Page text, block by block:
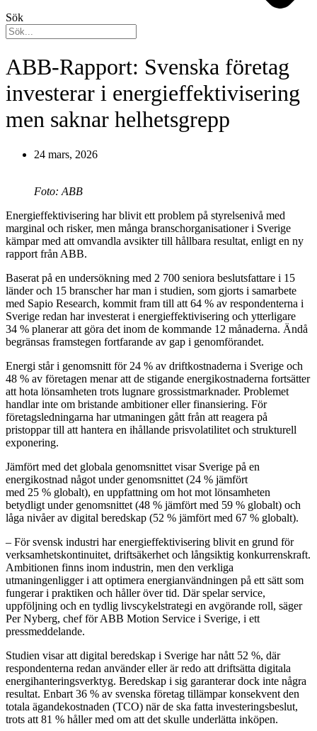
Sök
ABB-Rapport: Svenska företag
investerar i energieffektivisering
men saknar helhetsgrepp
24 mars, 2026
Foto: ABB
Energieffektivisering har blivit ett problem på styrelsenivå med
marginal och risker, men många branschorganisationer i Sverige
kämpar med att omvandla avsikter till hållbara resultat, enligt en ny
rapport från ABB.
Baserat på en undersökning med 2 700 seniora beslutsfattare i 15
länder och 15 branscher har man i studien, som gjorts i samarbete
med Sapio Research, kommit fram till att 64 % av respondenterna i
Sverige redan har investerat i energieffektivisering och ytterligare
34 % planerar att göra det inom de kommande 12 månaderna. Ändå
begränsas framstegen fortfarande av gap i genomförandet.
Energi står i genomsnitt för 24 % av driftkostnaderna i Sverige och
48 % av företagen menar att de stigande energikostnaderna fortsätter
att hota lönsamheten trots lugnare grossistmarknader. Problemet
handlar inte om bristande ambitioner eller finansiering. För
företagsledningarna har utmaningen gått från att reagera på
pristoppar till att hantera en ihållande prisvolatilitet och strukturell
exponering.
Jämfört med det globala genomsnittet visar Sverige på en
energikostnad något under genomsnittet (24 % jämfört
med 25 % globalt), en uppfattning om hot mot lönsamheten
betydligt under genomsnittet (48 % jämfört med 59 % globalt) och
låga nivåer av digital beredskap (52 % jämfört med 67 % globalt).
– För svensk industri har energieffektivisering blivit en grund för
verksamhetskontinuitet, driftsäkerhet och långsiktig konkurrenskraft.
Ambitionen finns inom industrin, men den verkliga
utmaningenligger i att optimera energianvändningen på ett sätt som
fungerar i praktiken och håller över tid. Där spelar service,
uppföljning och en tydlig livscykelstrategi en avgörande roll, säger
Per Nyberg, chef för ABB Motion Service i Sverige, i ett
pressmeddelande.
Studien visar att digital beredskap i Sverige har nått 52 %, där
respondenterna redan använder eller är redo att driftsätta digitala
energihanteringsverktyg. Beredskap i sig garanterar dock inte några
resultat. Enbart 36 % av svenska företag tillämpar konsekvent den
totala ägandekostnaden (TCO) när de ska fatta investeringsbeslut,
trots att 81 % håller med om att det skulle underlätta inköpen.